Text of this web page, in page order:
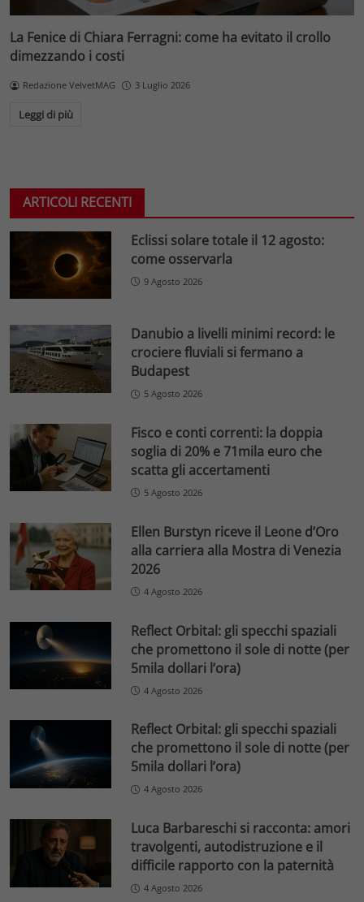
La Fenice di Chiara Ferragni: come ha evitato il crollo
dimezzando i costi
Redazione VelvetMAG 3 Luglio 2026
Leggi di più
ARTICOLI RECENTI
Eclissi solare totale il 12 agosto:
come osservarla
9 Agosto 2026
Danubio a livelli minimi record: le
crociere fluviali si fermano a
Budapest
5 Agosto 2026
Fisco e conti correnti: la doppia
soglia di 20% e 71mila euro che
scatta gli accertamenti
5 Agosto 2026
Ellen Burstyn riceve il Leone d’Oro
alla carriera alla Mostra di Venezia
2026
4 Agosto 2026
Reflect Orbital: gli specchi spaziali
che promettono il sole di notte (per
5mila dollari l’ora)
4 Agosto 2026
Reflect Orbital: gli specchi spaziali
che promettono il sole di notte (per
5mila dollari l’ora)
4 Agosto 2026
Luca Barbareschi si racconta: amori
travolgenti, autodistruzione e il
difficile rapporto con la paternità
4 Agosto 2026